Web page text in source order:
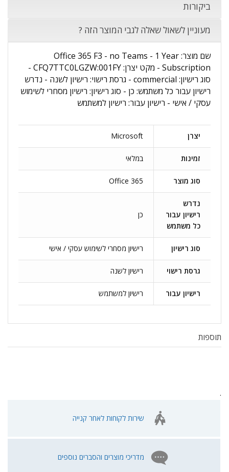
ביקורות
מעוניין לשאול שאלה לגבי המוצר הזה ?
שם מוצר: Office 365 F3 - no Teams - 1 Year
Subscription - מקט יצרן: CFQ7TTC0LGZW:001FY -
סוג רישיון: commercial - גרסת רישוי: רישיון לשנה - נדרש
רישיון עבור כל משתמש: כן - סוג רישיון: רישיון מסחרי לשימוש
עסקי / אישי - רישיון עבור: רישיון למשתמש
יצרן Microsoft
זמינות במלאי
סוג מוצר Office 365
נדרש
רישיון עבור
כל משתמש
כן
סוג רישיון רישיון מסחרי לשימוש עסקי / אישי
גרסת רישוי רישיון לשנה
רישיון עבור רישיון למשתמש
תוספות
.
שירות לקוחות לאחר קנייה
מדריכי מוצרים והסברים נוספים